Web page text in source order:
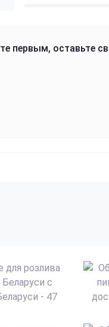
первым, оставьте